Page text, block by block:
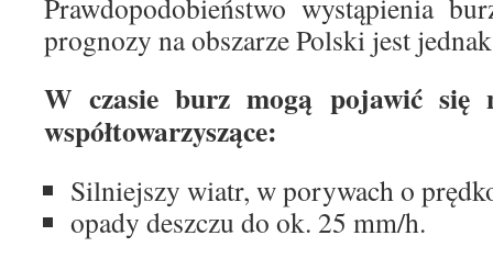
Prawdopodobieństwo wystąpienia
prognozy na obszarze Polski jest
W czasie burz mogą pojawić się
współtowarzyszące:
Silniejszy wiatr, w porywach o
opady deszczu do ok. 25 mm/h.